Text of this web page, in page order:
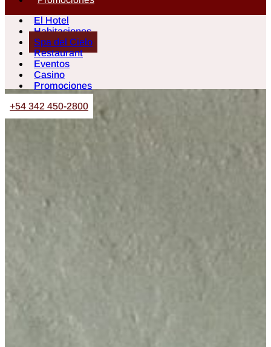
El Hotel
Habitaciones
Spa del Cielo
Restaurant
Eventos
Casino
Promociones
+54 342 450-2800